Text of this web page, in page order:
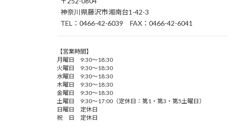
神奈川県藤沢市湘南台1-42-3
TEL：0466-42-6039 FAX：0466-42-6041
【営業時間】
月曜日 9:30～18:30
火曜日 9:30～18:30
水曜日 9:30～18:30
木曜日 9:30～18:30
金曜日 9:30～18:30
土曜日 9:30～17:00（定休日：第1・第3・第5土曜日）
日曜日 定休日
祝 日 定休日